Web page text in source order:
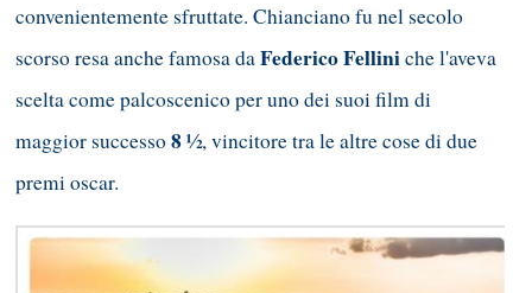
convenientemente sfruttate. Chianciano fu nel secolo
scorso resa anche famosa daFederico Felliniche l'aveva
scelta come palcoscenico per uno dei suoi film di
maggior successo8 ½, vincitore tra le altre cose di due
premi oscar.